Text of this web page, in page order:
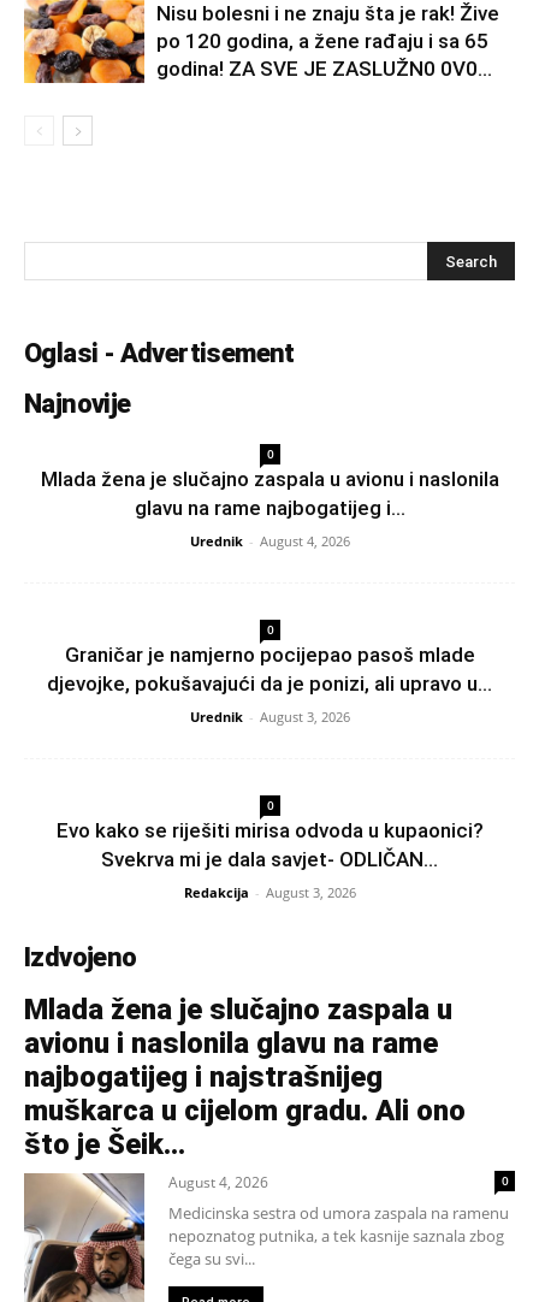
Nisu bolesni i ne znaju šta je rak! Žive
po 120 godina, a žene rađaju i sa 65
godina! ZA SVE JE ZASLUŽN0 0V0...
Oglasi - Advertisement
Najnovije
0
Mlada žena je slučajno zaspala u avionu i naslonila
glavu na rame najbogatijeg i...
Urednik - August 4, 2026
0
Graničar je namjerno pocijepao pasoš mlade
djevojke, pokušavajući da je ponizi, ali upravo u...
Urednik - August 3, 2026
0
Evo kako se riješiti mirisa odvoda u kupaonici?
Svekrva mi je dala savjet- ODLIČAN...
Redakcija - August 3, 2026
Izdvojeno
Mlada žena je slučajno zaspala u
avionu i naslonila glavu na rame
najbogatijeg i najstrašnijeg
muškarca u cijelom gradu. Ali ono
što je Šeik...
August 4, 2026 0
Medicinska sestra od umora zaspala na ramenu
nepoznatog putnika, a tek kasnije saznala zbog
čega su svi...